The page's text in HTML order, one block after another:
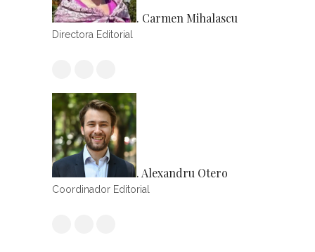
. Carmen Mihalascu
Directora Editorial
. Alexandru Otero
Coordinador Editorial